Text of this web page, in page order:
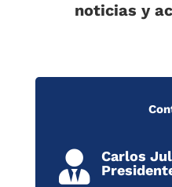
noticias y

Carlos